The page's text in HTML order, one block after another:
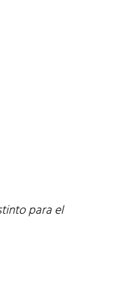
para el